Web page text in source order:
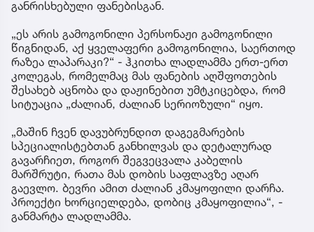
განრისხებული ფანებისგან.
„ეს არის გამოგონილი პერსონაჟი გამოგონილი
წიგნიდან, აქ ყველაფერი გამოგონილია, საერთოდ
რაზეა ლაპარაკი?“ - ჰკითხა ლადლამმა ერთ-ერთ
კოლეგას, რომელმაც მას ფანების აღშფოთების
შესახებ აცნობა და დაჟინებით უმტკიცებდა, რომ
სიტუაცია „ძალიან, ძალიან სერიოზული“ იყო.
„მაშინ ჩვენ დავუბრუნდით დაგეგმარების
სპეციალისტებთან განხილვას და დეტალურად
გავარჩიეთ, როგორ შეგვეცვალა კაბელის
მარშრუტი, რათა მას დობის საფლავზე აღარ
გაევლო. ბევრი ამით ძალიან კმაყოფილი დარჩა.
პროექტი ხორციელდება, დობიც კმაყოფილია“, -
განმარტა ლადლამმა.